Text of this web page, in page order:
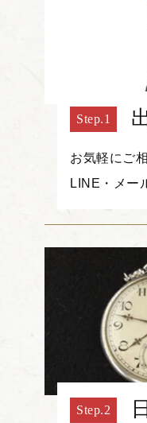
お気軽にご
LINE・メー